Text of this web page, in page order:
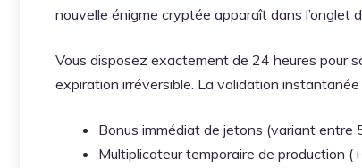
nouvelle énigme cryptée apparaît dans l’onglet
Vous disposez exactement de 24 heures pour
expiration irréversible. La validation
Bonus immédiat de jetons (variant
Multiplicateur temporaire de production